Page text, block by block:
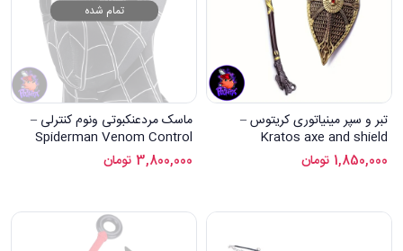
تبر و سپر مینیاتوری کریتوس –
Kratos axe and shield
1,850,000 تومان
تمام شده
ماسک مردعنکبوتی ونوم کنترلی –
Spiderman Venom Control
Mask
3,800,000 تومان